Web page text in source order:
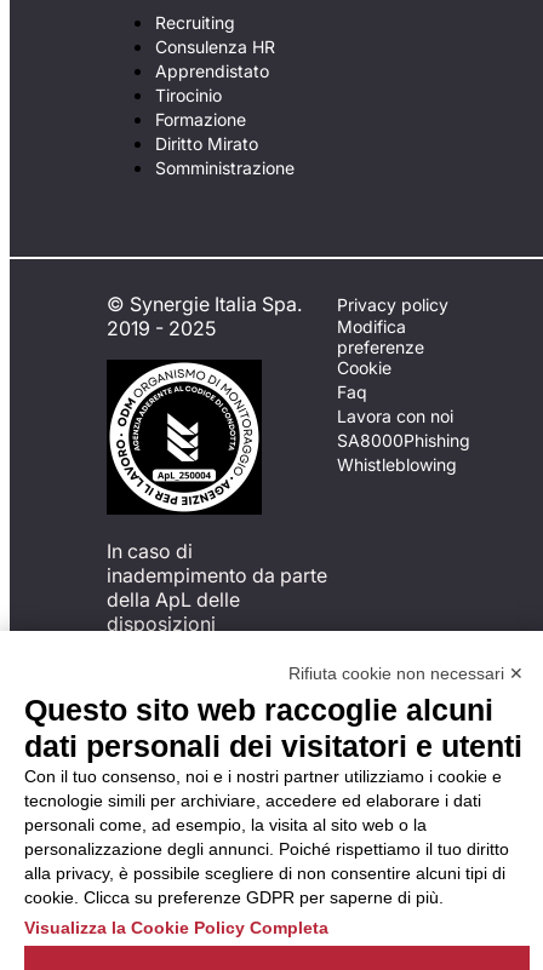
Recruiting
Consulenza HR
Apprendistato
Tirocinio
Formazione
Diritto Mirato
Somministrazione
© Synergie Italia Spa.
2019 - 2025
In caso di
inadempimento da parte
della ApL delle
disposizioni
possibile presentare un
reclamo
all’Organismo di
Monitoraggio utilizzando
una delle modalità
descritte al seguente
indirizzo web
https://odm-
agenzielavoro.it/reclami/ .
Privacy policy
Modifica
preferenze
Cookie
Faq
Lavora con noi
SA8000Phishing
Whistleblowing
Rifiuta cookie non necessari ✕
Questo sito web raccoglie alcuni
dati personali dei visitatori e utenti
Con il tuo consenso, noi e i nostri partner utilizziamo i cookie e
tecnologie simili per archiviare, accedere ed elaborare i dati
personali come, ad esempio, la visita al sito web o la
personalizzazione degli annunci. Poiché rispettiamo il tuo diritto
alla privacy, è possibile scegliere di non consentire alcuni tipi di
cookie. Clicca su preferenze GDPR per saperne di più.
Visualizza la Cookie Policy Completa